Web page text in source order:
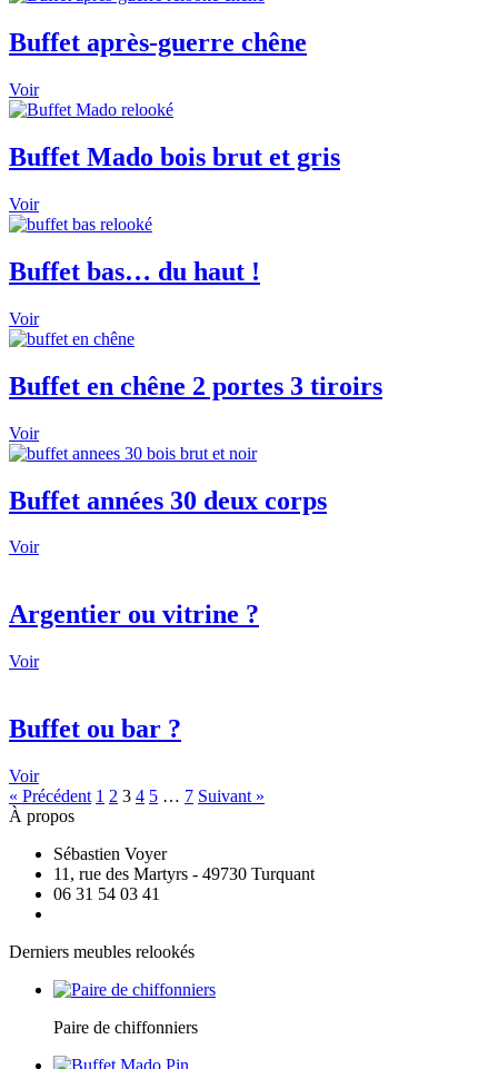
Buffet après-guerre chêne
Voir
Buffet Mado bois brut et gris
Voir
Buffet bas… du haut !
Voir
Buffet en chêne 2 portes 3 tiroirs
Voir
Buffet années 30 deux corps
Voir
Argentier ou vitrine ?
Voir
Buffet ou bar ?
Voir
« Précédent 1 2 3 4 5 … 7 Suivant »
À propos
Sébastien Voyer
11, rue des Martyrs - 49730 Turquant
06 31 54 03 41
Derniers meubles relookés
Paire de chiffonniers